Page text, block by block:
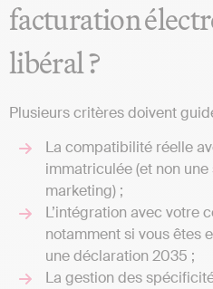
facturation
libéral ?
Plusieurs critères doivent
La compatibilité réelle
immatriculée (et non
marketing) ;
L’intégration avec votre
notamment si vous êtes
une déclaration 2035 ;
La gestion des